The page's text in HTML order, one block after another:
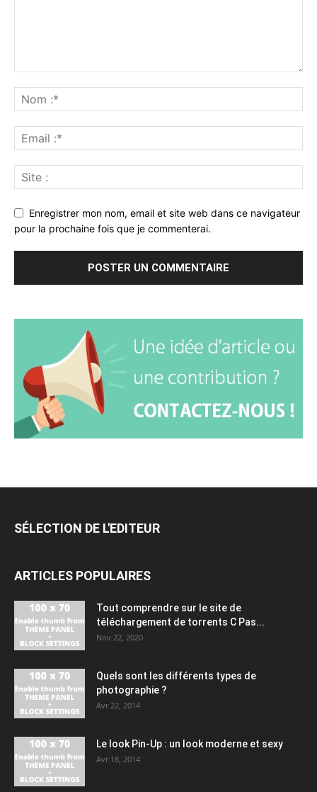
Enregistrer mon nom, email et site web dans ce navigateur
pour la prochaine fois que je commenterai.
SÉLECTION DE L'EDITEUR
ARTICLES POPULAIRES
Tout comprendre sur le site de
téléchargement de torrents C Pas...
Nov 22, 2020
Quels sont les différents types de
photographie ?
Avr 22, 2014
Le look Pin-Up : un look moderne et sexy
Avr 18, 2014